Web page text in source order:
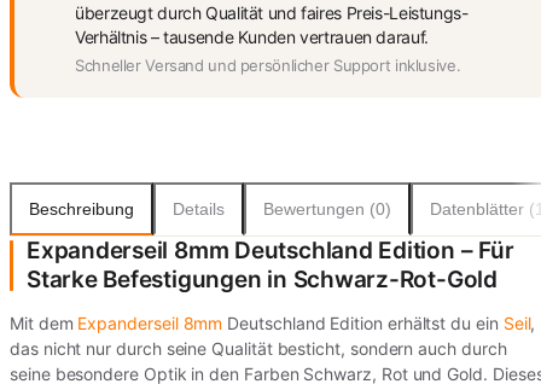
überzeugt durch Qualität und faires Preis-Leistungs-
Verhältnis – tausende Kunden vertrauen darauf.
Schneller Versand und persönlicher Support inklusive.
Beschreibung Details Bewertungen (0) Datenblätter
Expanderseil 8mm Deutschland Edition – Für
Starke Befestigungen in Schwarz-Rot-Gold
Mit dem Expanderseil 8mm Deutschland Edition erhältst du ein Seil,
das nicht nur durch seine Qualität besticht, sondern auch durch
seine besondere Optik in den Farben Schwarz, Rot und Gold.